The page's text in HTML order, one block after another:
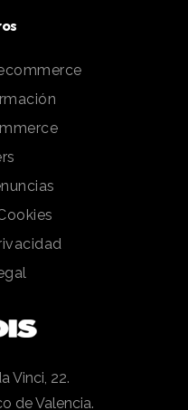
Vinci, 22.
de Valencia.